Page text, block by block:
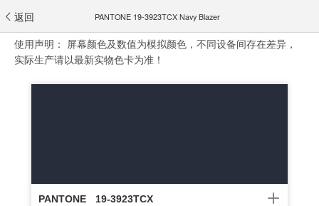
返回 PANTONE 19-3923TCX Navy Blazer
使用声明： 屏幕颜色及数值为模拟颜色，不同设备间存在差异，
实际生产请以最新实物色卡为准！
PANTONE
19-3923TCX